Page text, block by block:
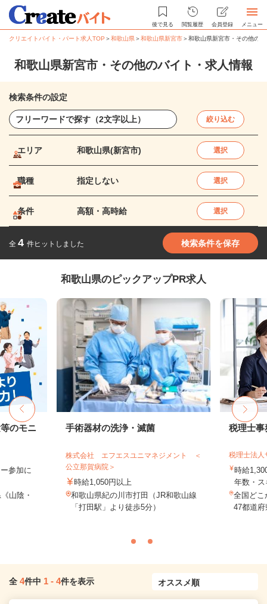
後で見る 閲覧履歴 会員登録 メニュー
クリエイトバイト・パート求人TOP ＞和歌山県＞和歌山県新宮市＞和歌山県新宮市・その他の
和歌山県新宮市・その他のバイト・求人情報
検索条件の設定
絞り込む
エリア 和歌山県(新宮市) 選択
職種 指定しない 選択
条件 高額・高時給 選択
全 4 件ヒットしました 検索条件を保存
和歌山県のピックアップPR求人
のモニ
参加に
山陰・
手術器材の洗浄・滅菌
株式会社 エフエスユニマネジメント ＜
公立那賀病院＞
時給1,050円以上
和歌山県紀の川市打田（JR和歌山線
「打田駅」より徒歩5分）
税理士事
税理士法人
時給
年数・
全国どこ
47都道
全 4件中 1 - 4件を表示